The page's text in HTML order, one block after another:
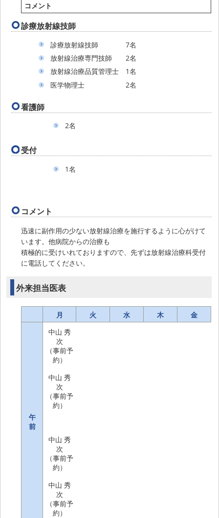
コメント
診療放射線技師
診療放射線技師 7名
放射線治療専門技師 2名
放射線治療品質管理士 1名
医学物理士 2名
看護師
2名
受付
1名
コメント
迅速に副作用の少ない放射線治療を施行するように心がけて
います。他病院からの治療も
積極的に受けいれておりますので、先ずは放射線治療科受付
に電話してください。
外来担当医表
月 火 水 木 金
午
前
中山 秀
次
（事前予
約）
中山 秀
次
（事前予
約）
中山 秀
次
（事前予
約）
中山 秀
次
（事前予
約）